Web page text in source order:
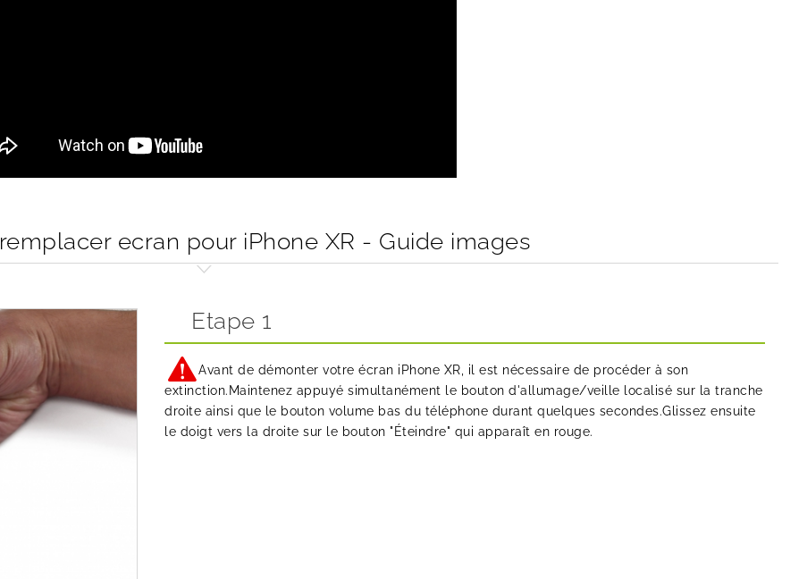
ecran pour iPhone XR - Guide images
Etape 1
Avant de démonter votre écran iPhone XR, il est nécessaire de procéder à son
extinction.Maintenez appuyé simultanément le bouton d'allumage/veille localisé sur la tranche
droite ainsi que le bouton volume bas du téléphone durant quelques secondes.Glissez ensuite
le doigt vers la droite sur le bouton "Éteindre" qui apparaît en rouge.